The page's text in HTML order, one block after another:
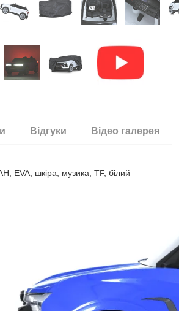
Відгуки Відео галерея
EVA, шкіра, музика, TF, білий